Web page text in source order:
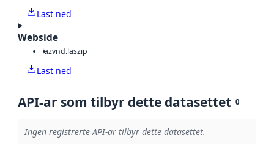
Last ned
Webside
lazvnd.laszip
Last ned
API-ar som tilbyr dette datasettet 0
Ingen registrerte API-ar tilbyr dette datasettet.